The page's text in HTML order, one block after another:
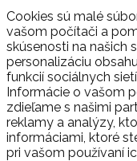
Cookies sú malé
vašom počítači a
skúsenosti na našich
personalizáciu
funkcií sociálnych
Informácie o vašom
zdieľame s našimi
reklamy a analýzy,
informáciami, ktoré
pri vašom používaní